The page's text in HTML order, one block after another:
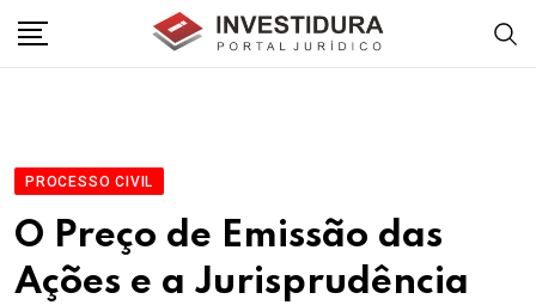
PROCESSO CIVIL
O Preço de Emissão das
Ações e a Jurisprudência